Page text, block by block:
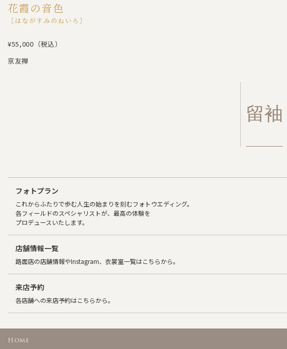
花霞の音色
［はながすみのねいろ］
¥55,000（税込）
京友禅
留袖
フォトプラン
これからふたりで歩む人生の始まりを刻むフォトウエディング。
各フィールドのスペシャリストが、最高の体験を
プロデュースいたします。
店舗情報一覧
路面店の店舗情報やInstagram、衣裳室一覧はこちらから。
来店予約
各店舗への来店予約はこちらから。
Home